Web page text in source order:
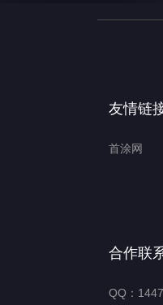
友情链
首涂网
合作联
QQ：